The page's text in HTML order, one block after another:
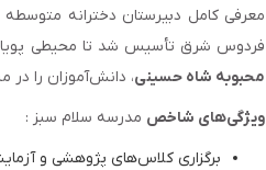
فردوس شرق تأسیس شد تا محیطی پویا
محبوبه شاه حسینی، دانش‌آموزان را
ویژگی‌های شاخص مدرسه سلام سبز :
برگزاری کلاس‌های پژوهشی و